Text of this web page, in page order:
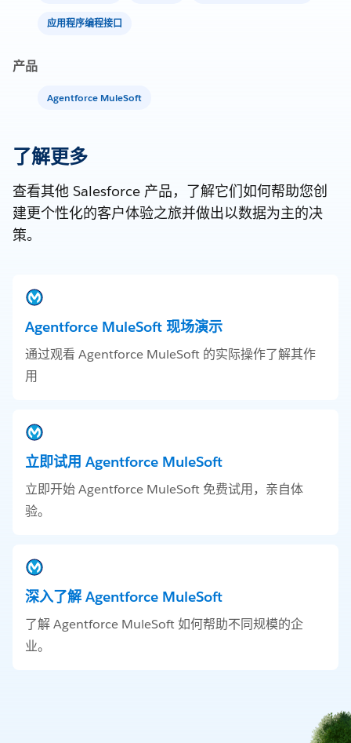
应用程序编程接口
产品
Agentforce MuleSoft
了解更多
查看其他 Salesforce 产品，了解它们如何帮助您创
建更个性化的客户体验之旅并做出以数据为主的决
策。
Agentforce MuleSoft 现场演示
通过观看 Agentforce MuleSoft 的实际操作了解其作
用
立即试用 Agentforce MuleSoft
立即开始 Agentforce MuleSoft 免费试用，亲自体
验。
深入了解 Agentforce MuleSoft
了解 Agentforce MuleSoft 如何帮助不同规模的企
业。